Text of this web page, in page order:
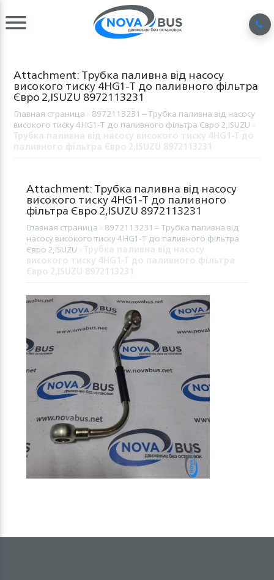
Attachment: Трубка паливна від насосу
високого тиску 4HG1-T до паливного фільтра
Євро 2,ISUZU 8972113231
Главная страница 8972113231 – Трубка паливна від насосу
високого тиску 4HG1-T до паливного фільтра Євро 2,ISUZU
Attachment: Трубка паливна від насосу
високого тиску 4HG1-T до паливного
фільтра Євро 2,ISUZU 8972113231
Главная страница 8972113231 – Трубка паливна від
насосу високого тиску 4HG1-T до паливного фільтра
Євро 2,ISUZU